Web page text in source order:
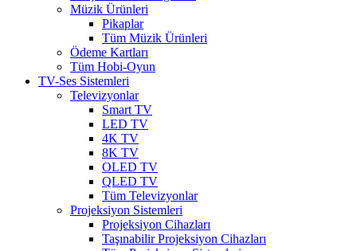
Müzik Ürünleri
Pikaplar
Tüm Müzik Ürünleri
Ödeme Kartları
Tüm Hobi-Oyun
TV-Ses Sistemleri
Televizyonlar
Smart TV
LED TV
4K TV
8K TV
OLED TV
QLED TV
Tüm Televizyonlar
Projeksiyon Sistemleri
Projeksiyon Cihazları
Taşınabilir Projeksiyon Cihazları